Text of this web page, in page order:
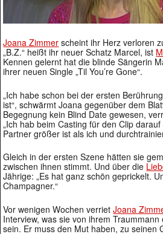
Joana Zimmer scheint ihr Herz verloren
„B.Z.“ heißt ihr neuer Schatz Marcel, ist
Kennen gelernt hat die blinde Sängerin
ihrer neuen Single „Til You’re Gone“.
„Ich habe schon bei der ersten
ist“, schwärmt Joana gegenüber dem
Begegnung kein Blind Date gewesen,
„Ich hab beim Casting für den Clip
Partner größer ist als ich und
Gleich in der ersten Szene hätten sie
zwischen ihnen stimmt. Und über die
Jährige: „Es hat ganz schön geprickelt.
Champagner.“
Vor wenigen Wochen verrietJoana
Interview, was sie von ihrem Traummann
sein. Er muss den Mut haben, zu seinen